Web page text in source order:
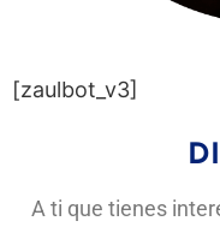
[zaulbot_v3]
A ti que tienes